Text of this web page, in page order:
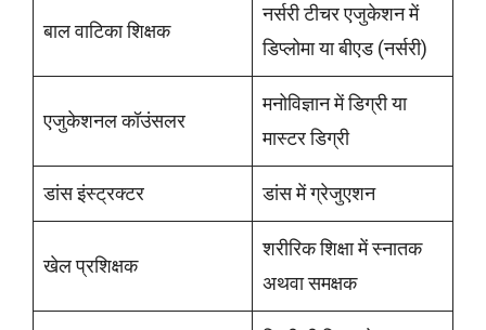
बाल वाटिका शिक्षक
नर्सरी टीचर एजुकेशन में
डिप्लोमा या बीएड (नर्सरी)
एजुकेशनल कॉउंसलर
मनोविज्ञान में डिग्री या
मास्टर डिग्री
डांस इंस्ट्रक्टर डांस में ग्रेजुएशन
खेल प्रशिक्षक
शरीरिक शिक्षा में स्नातक
अथवा समक्षक